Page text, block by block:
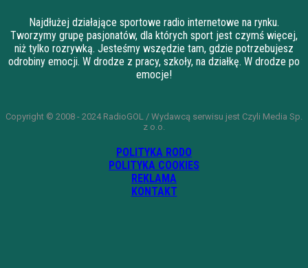
Najdłużej działające sportowe radio internetowe na rynku.
Tworzymy grupę pasjonatów, dla których sport jest czymś więcej,
niż tylko rozrywką. Jesteśmy wszędzie tam, gdzie potrzebujesz
odrobiny emocji. W drodze z pracy, szkoły, na działkę. W drodze po
emocje!
Copyright © 2008 - 2024 RadioGOL / Wydawcą serwisu jest Czyli Media Sp.
z o.o.
POLITYKA RODO
POLITYKA COOKIES
REKLAMA
KONTAKT